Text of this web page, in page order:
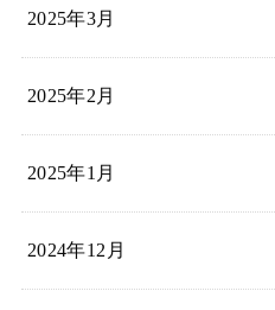
2025年3月
2025年2月
2025年1月
2024年12月